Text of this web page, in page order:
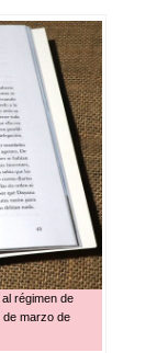
régimen de
de marzo de